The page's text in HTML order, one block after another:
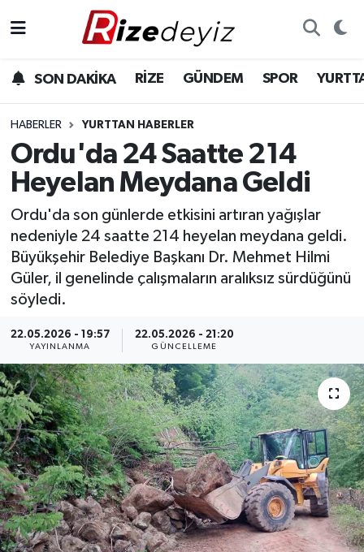
SON DAKİKA RİZE GÜNDEM SPOR
HABERLER YURTTAN HABERLER
Ordu'da 24 Saatte 214
Heyelan Meydana Geldi
Ordu'da son günlerde etkisini artıran yağışlar
nedeniyle 24 saatte 214 heyelan meydana geldi.
Büyükşehir Belediye Başkanı Dr. Mehmet Hilmi
Güler, il genelinde çalışmaların aralıksız sürdüğünü
söyledi.
22.05.2026 - 19:57
YAYINLANMA
22.05.2026 - 21:20
GÜNCELLEME
Gündem
Yurttan Haberler
Ekonomi
Teknoloji
Sağlık
Rize Hava Durumu
Rize Trafik Yoğunluk Haritası
Süper Lig Puan Durumu ve Fikstür
Tüm Manşetler
Son Dakika Haberleri